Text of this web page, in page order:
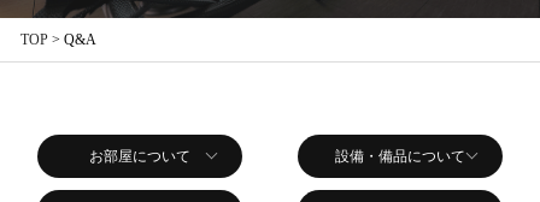
TOP> Q&A
お部屋について 設備・備品について